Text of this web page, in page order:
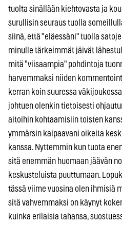
tuolta sinällään kiehtovasta ja
surullisin seuraus tuolla
siinä, että "eläessäni" tuolla
minulle tärkeimmät jäivät
mitä "viisaampia" pohdintoja
harvemmaksi niiden
kerran koin suuressa
johtuen olenkin tietoisesti
aitoihin kohtaamisiin toisten
ymmärsin kaipaavani oikeita
kanssa. Nyttemmin kun tuota
sitä enemmän huomaan jäävän
keskusteluista puuttumaan.
tässä viime vuosina olen ihmisiä
sitä vahvemmaksi on käynyt
kuinka erilaisia tahansa,